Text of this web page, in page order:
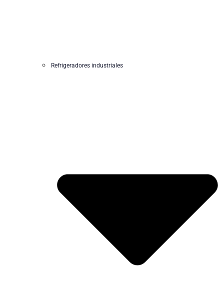
Refrigeradores industriales